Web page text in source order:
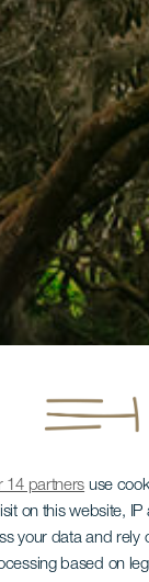
14 partners use
on this website,
your data and
based on